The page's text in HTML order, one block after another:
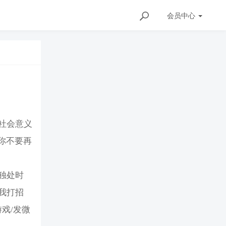
会员中心
会意义
不要再
处时
打招
/发微